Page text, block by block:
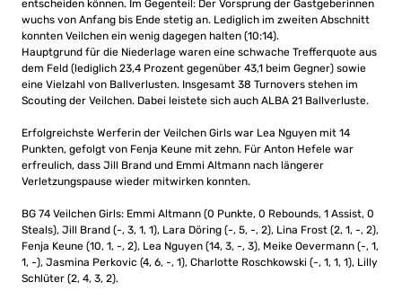
entscheiden können. Im Gegenteil: Der Vorsprung der Gastgeberinnen
wuchs von Anfang bis Ende stetig an. Lediglich im zweiten Abschnitt
konnten Veilchen ein wenig dagegen halten (10:14).
Hauptgrund für die Niederlage waren eine schwache Trefferquote aus
dem Feld (lediglich 23,4 Prozent gegenüber 43,1 beim Gegner) sowie
eine Vielzahl von Ballverlusten. Insgesamt 38 Turnovers stehen im
Scouting der Veilchen. Dabei leistete sich auch ALBA 21 Ballverluste.
Erfolgreichste Werferin der Veilchen Girls war Lea Nguyen mit 14
Punkten, gefolgt von Fenja Keune mit zehn. Für Anton Hefele war
erfreulich, dass Jill Brand und Emmi Altmann nach längerer
Verletzungspause wieder mitwirken konnten.
BG 74 Veilchen Girls: Emmi Altmann (0 Punkte, 0 Rebounds, 1 Assist, 0
Steals), Jill Brand (-, 3, 1, 1), Lara Döring (-, 5, -, 2), Lina Frost (2, 1, -, 2),
Fenja Keune (10, 1, -, 2), Lea Nguyen (14, 3, -, 3), Meike Oevermann (-, 1,
1, -), Jasmina Perkovic (4, 6, -, 1), Charlotte Roschkowski (-, 1, 1, 1), Lilly
Schlüter (2, 4, 3, 2).